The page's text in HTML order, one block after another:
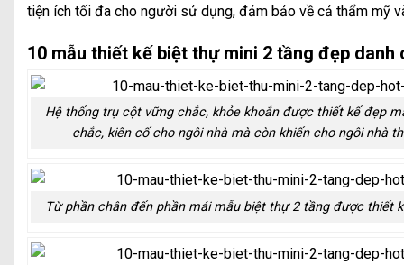
tiện ích tối đa cho người sử dụng, đảm bảo về cả thẩm mỹ
10 mẫu thiết kế biệt thự mini 2 tầng đẹp danh
Hệ thống trụ cột vững chắc, khỏe khoắn được thiết kế đẹp
chắc, kiên cố cho ngôi nhà mà còn khiến cho ngôi nhà
Từ phần chân đến phần mái mẫu biệt thự 2 tầng được thiết